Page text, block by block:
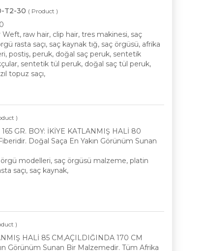
T2-30 ( Product )
raw hair, clip hair, tres makinesi, saç
rasta saçı, saç kaynak tığ, saç örgüsü, afrika
postiş, peruk, doğal saç peruk, sentetik
sentetik tül peruk, doğal saç tül peruk,
topuz saçı,
)
GR. BOY: İKİYE KATLANMIŞ HALİ 80
Doğal Saça En Yakın Görünüm Sunan
örgü modelleri, saç örgüsü malzeme, platin
saçı, saç kaynak,
)
HALİ 85 CM,AÇILDIĞINDA 170 CM
Görünüm Sunan Bir Malzemedir. Tüm Afrika